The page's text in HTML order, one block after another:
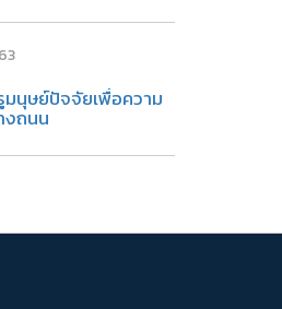
นุษย์ปัจจัยเพื่อความ
ถนน